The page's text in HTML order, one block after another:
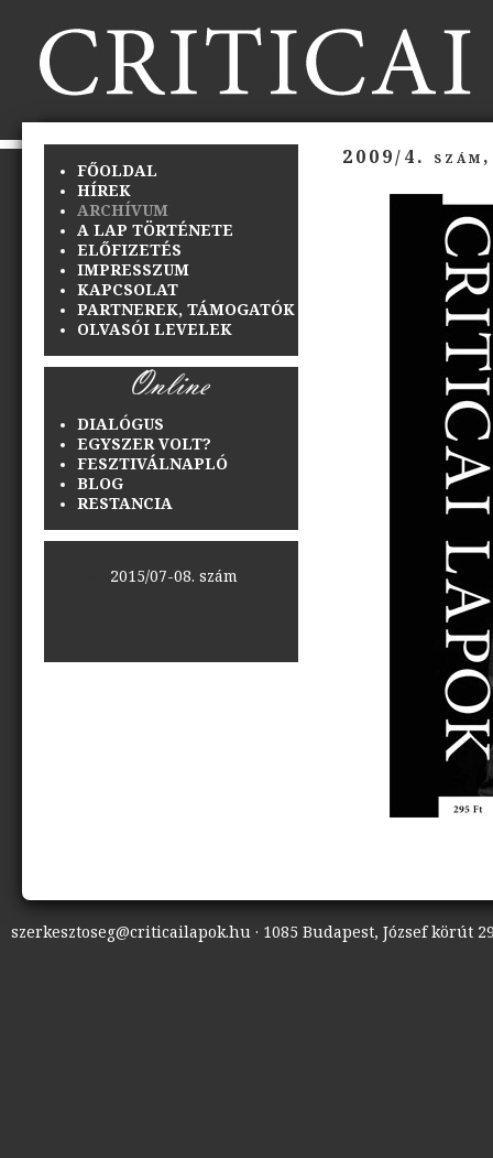
FŐOLDAL
HÍREK
ARCHÍVUM
A LAP TÖRTÉNETE
ELŐFIZETÉS
IMPRESSZUM
KAPCSOLAT
PARTNEREK, TÁMOGATÓK
OLVASÓI LEVELEK
DIALÓGUS
EGYSZER VOLT?
FESZTIVÁLNAPLÓ
BLOG
RESTANCIA
2015/07-08. szám>>
2009/4.
szerkesztoseg@criticailapok.hu · 1085 Budapest, József körút